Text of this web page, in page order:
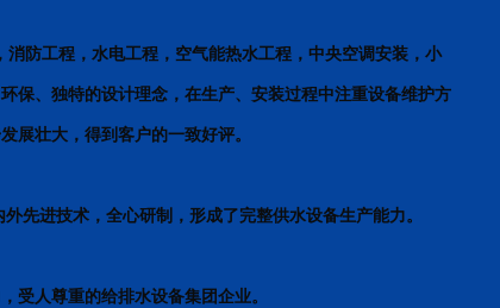
防工程，水电工程，空气能热水工程，中央空调安装，小
保、独特的设计理念，在生产、安装过程中注重设备维护方
展壮大，得到客户的一致好评。
先进技术，全心研制，形成了完整供水设备生产能力。
受人尊重的给排水设备集团企业。